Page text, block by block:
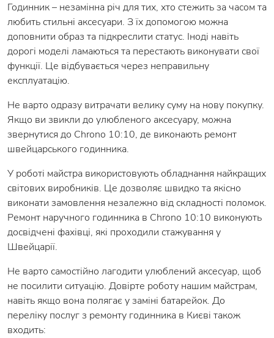
Годинник – незамінна річ для тих, хто стежить за часом та
любить стильні аксесуари. З їх допомогою можна
доповнити образ та підкреслити статус. Іноді навіть
дорогі моделі ламаються та перестають виконувати свої
функції. Це відбувається через неправильну
експлуатацію.
Не варто одразу витрачати велику суму на нову покупку.
Якщо ви звикли до улюбленого аксесуару, можна
звернутися до Chrono 10:10, де виконають ремонт
швейцарського годинника.
У роботі майстра використовують обладнання найкращих
світових виробників. Це дозволяє швидко та якісно
виконати замовлення незалежно від складності поломок.
Ремонт наручного годинника в Chrono 10:10 виконують
досвідчені фахівці, які проходили стажування у
Швейцарії.
Не варто самостійно лагодити улюблений аксесуар, щоб
не посилити ситуацію. Довірте роботу нашим майстрам,
навіть якщо вона полягає у заміні батарейок. До
переліку послуг з ремонту годинника в Києві також
входить: